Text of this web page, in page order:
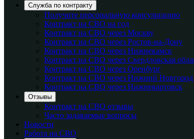
Служба по контракту
Получите персональную консультацию
Контракт на СВО на год
Контракт на СВО через Москву
Контракт на СВО через Ростов-на-Дону
Контракт на СВО через Нижнекамск
Контракт на СВО через Свердловская
Контракт на СВО через Оренбург
Контракт на СВО через Нижний Новгород
Контракт на СВО через Нижневартовск
Отзывы
Контракт на СВО отзывы
Часто задаваемые вопросы
Новости
Работа на СВО